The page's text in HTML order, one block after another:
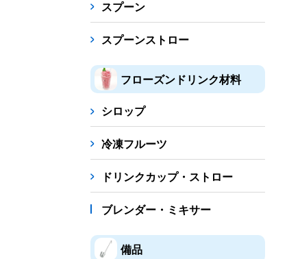
スプーン
スプーンストロー
フローズンドリンク材料
シロップ
冷凍フルーツ
ドリンクカップ・ストロー
ブレンダー・ミキサー
備品